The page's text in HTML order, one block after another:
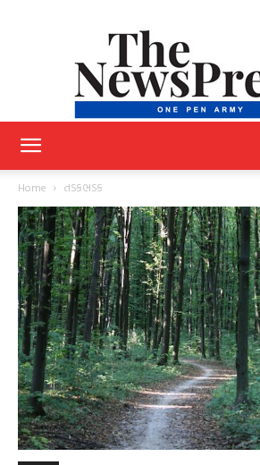
Gujarati
Home તડકભડક